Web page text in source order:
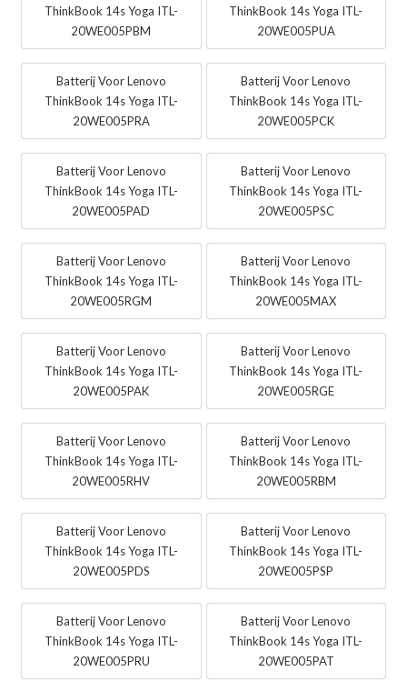
ThinkBook 14s Yoga ITL-
20WE005PBM
ThinkBook 14s Yoga ITL-
20WE005PUA
Batterij Voor Lenovo
ThinkBook 14s Yoga ITL-
20WE005PRA
Batterij Voor Lenovo
ThinkBook 14s Yoga ITL-
20WE005PCK
Batterij Voor Lenovo
ThinkBook 14s Yoga ITL-
20WE005PAD
Batterij Voor Lenovo
ThinkBook 14s Yoga ITL-
20WE005PSC
Batterij Voor Lenovo
ThinkBook 14s Yoga ITL-
20WE005RGM
Batterij Voor Lenovo
ThinkBook 14s Yoga ITL-
20WE005MAX
Batterij Voor Lenovo
ThinkBook 14s Yoga ITL-
20WE005PAK
Batterij Voor Lenovo
ThinkBook 14s Yoga ITL-
20WE005RGE
Batterij Voor Lenovo
ThinkBook 14s Yoga ITL-
20WE005RHV
Batterij Voor Lenovo
ThinkBook 14s Yoga ITL-
20WE005RBM
Batterij Voor Lenovo
ThinkBook 14s Yoga ITL-
20WE005PDS
Batterij Voor Lenovo
ThinkBook 14s Yoga ITL-
20WE005PSP
Batterij Voor Lenovo
ThinkBook 14s Yoga ITL-
20WE005PRU
Batterij Voor Lenovo
ThinkBook 14s Yoga ITL-
20WE005PAT